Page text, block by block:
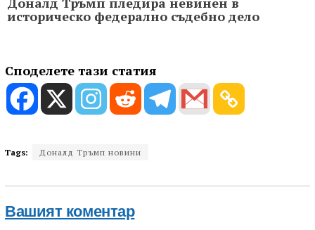
историческо федерално съдебно дело
Споделете тази статия
Tags: Доналд Тръмп новини
Вашият коментар